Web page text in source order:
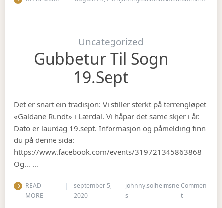
Uncategorized
Gubbetur Til Sogn
19.sept
Det er snart ein tradisjon: Vi stiller sterkt på terrengløpet
«Galdane Rundt» i Lærdal. Vi håpar det same skjer i år.
Dato er laurdag 19.sept. Informasjon og påmelding finn
du på denne sida:
https://www.facebook.com/events/319721345863868
Og… …
READ
MORE
september 5,
2020
johnny.solheimsne
s
Commen
ton Gubbetur